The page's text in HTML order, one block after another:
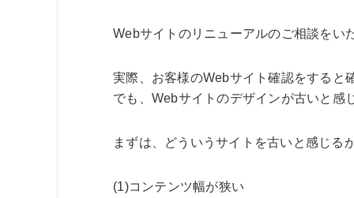
Webサイトのリニューアルのご相談をい
実際、お客様のWebサイト確認をすると
でも、Webサイトのデザインが古いと感
まずは、どういうサイトを古いと感じる
(1)コンテンツ幅が狭い